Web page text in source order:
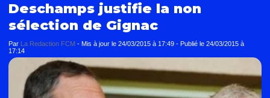
Deschamps justifie la non
sélection de Gignac
Par La Redaction FCM - Mis à jour le 24/03/2015 à 17:49 - Publié le 24/03/2015 à
17:14